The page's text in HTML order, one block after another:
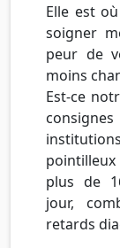
Elle est
soigner
peur de
moins
Est-ce
plus de
jour,
retards